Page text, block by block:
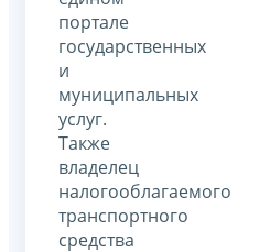
портале
государственных
и
муниципальных
услуг.
Также
владелец
налогооблагаемого
транспортного
средства